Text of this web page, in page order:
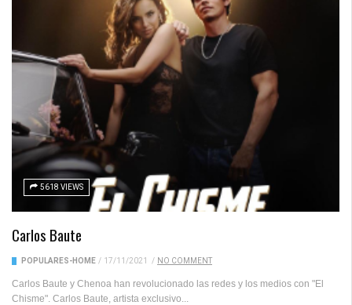
5618 VIEWS
Carlos Baute
POPULARES-HOME / 17/11/2021 / NO COMMENT
Carlos Baute y Chenoa han revolucionado las redes y los medios con "El
Chisme". Carlos Baute, artista exclusivo...